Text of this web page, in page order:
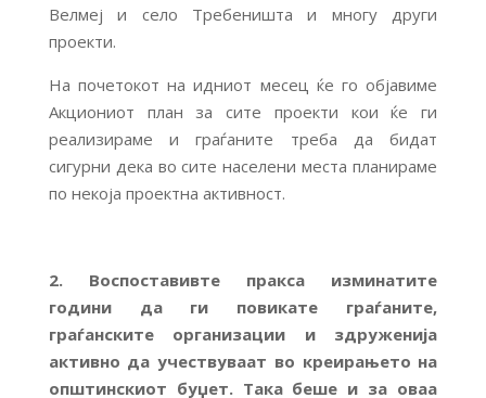
Велмеј и село Требеништа и многу други
проекти.
На почетокот на идниот месец ќе го објавиме
Акциониот план за сите проекти кои ќе ги
реализираме и граѓаните треба да бидат
сигурни дека во сите населени места планираме
по некоја проектна активност.
2. Воспоставивте пракса изминатите
години да ги повикате граѓаните,
граѓанските организации и здруженија
активно да учествуваат во креирањето на
општинскиот буџет. Така беше и за оваа